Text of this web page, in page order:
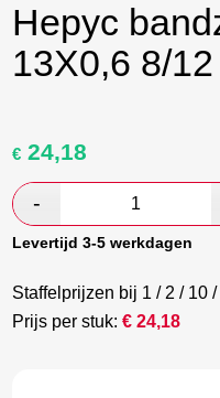
Hepyc
13X0,6 8/
Oorspronkelijke
was:
€ 40,30.
€ 24,18
€ 23,37.
Levertijd 3-5 werkdagen
Staffelprijzen bij 1 / 2 / 10
Prijs per stuk:€24,18